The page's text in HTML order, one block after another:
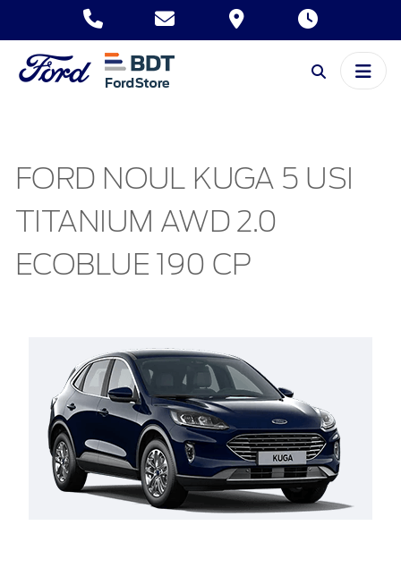
FORD NOUL KUGA 5 USI
TITANIUM AWD 2.0
ECOBLUE 190 CP